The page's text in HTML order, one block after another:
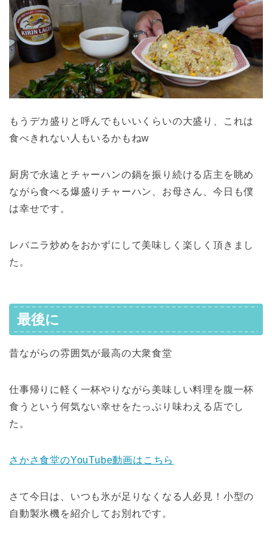
もうデカ盛りと呼んでもいいくらいの大盛り、これは
食べきれない人もいるかもねw
厨房で永遠とチャーハンの鍋を振り続ける店主を眺め
ながら食べる爆盛りチャーハン、お母さん、今日も僕
は幸せです。
レバニラ炒めをおかずにして美味しく楽しく頂きまし
た。
最後に
昔ながらの雰囲気が最高の大衆食堂
仕事帰りに軽く一杯やりながら美味しい料理を腹一杯
食うという何気ない幸せをたっぷり味わえる店でし
た。
さかさ食堂のYouTube動画はこちら
さて今日は、いつも氷が足りなくなる人必見！小型の
自動製氷機を紹介してお別れです。